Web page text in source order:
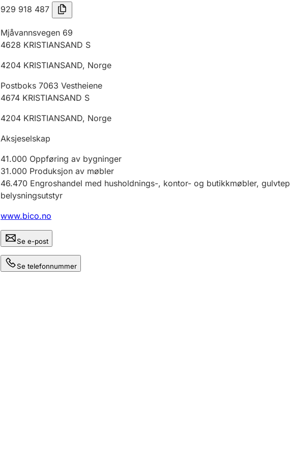
929 918 487
Mjåvannsvegen 69
4628 KRISTIANSAND S
4204 KRISTIANSAND, Norge
Postboks 7063 Vestheiene
4674 KRISTIANSAND S
4204 KRISTIANSAND, Norge
Aksjeselskap
41.000 Oppføring av bygninger
31.000 Produksjon av møbler
46.470 Engroshandel med husholdnings-, kontor- og butikkmøbler,
belysningsutstyr
www.bico.no
Se e-post
Se telefonnummer